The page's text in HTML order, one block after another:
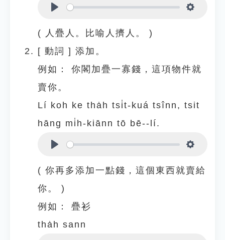
( 人疊人。比喻人擠人。 )
[ 動詞 ] 添加。
例如：
你閣加疊一寡錢，這項物件就
賣你。
Lí koh ke tha̍h tsi̍t-kuá tsînn, tsit
hāng mi̍h-kiānn tō bē--lí.
( 你再多添加一點錢，這個東西就賣給
你。 )
例如：
疊衫
tha̍h sann